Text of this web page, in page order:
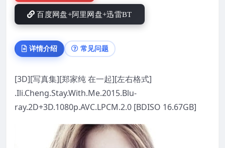
百度网盘+阿里网盘+迅雷BT
详情介绍 常见问题
[3D][写真集][郑家纯 在一起][左右格式]
.Ili.Cheng.Stay.With.Me.2015.Blu-
ray.2D+3D.1080p.AVC.LPCM.2.0 [BDISO 16.67GB]